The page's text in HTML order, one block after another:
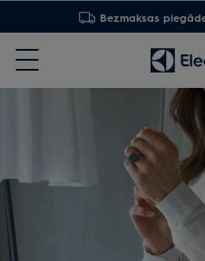
Bezmaksas
Menu